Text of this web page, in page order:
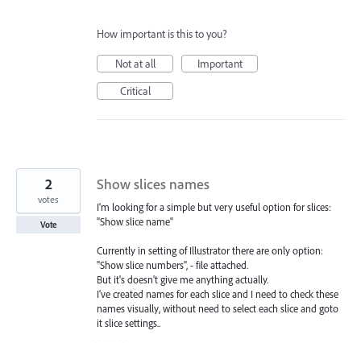
How important is this to you?
Not at all
Important
Critical
Show slices names
I'm looking for a simple but very useful option for slices:
"Show slice name"
Currently in setting of Illustrator there are only option:
"Show slice numbers", - file attached.
But it's doesn't give me anything actually.
I've created names for each slice and I need to check these
names visually, without need to select each slice and goto
it slice settings..
2
votes
Vote